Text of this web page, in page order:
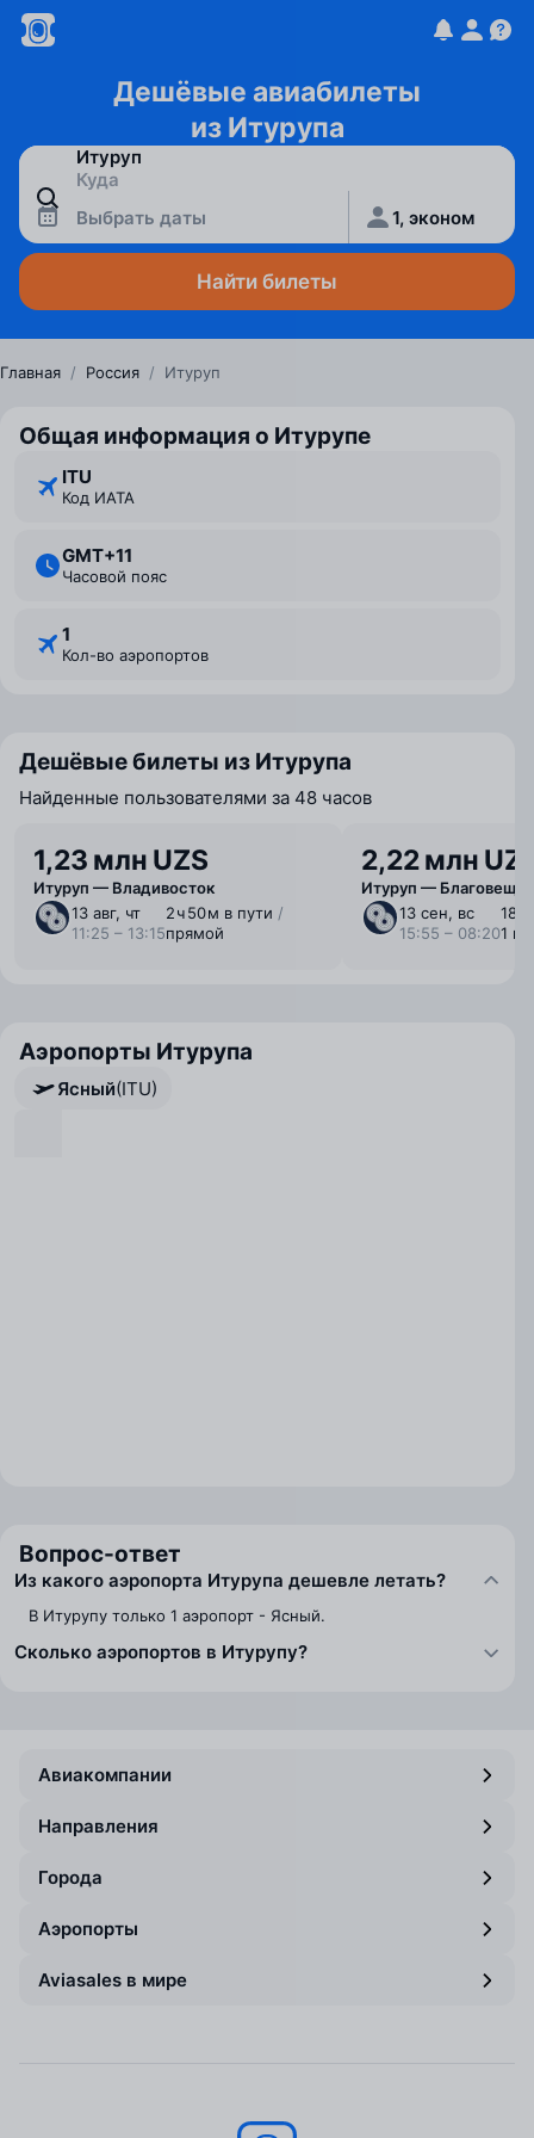
Дешёвые авиабилеты
из Итурупа
Выбрать даты 1, эконом
Найти билеты
Главная / Россия / Итуруп
Общая информация о Итурупе
ITU
Код ИАТА
GMT+11
Часовой пояс
1
Кол-во аэропортов
Дешёвые билеты из Итурупа
Найденные пользователями за 48 часов
1,23 млн UZS
Итуруп — Владивосток
13 авг, чт
11:25 – 13:15
2 ⁠ч 50 ⁠м в пути /
прямой
2,22 млн
Итуруп —
13 сен, вс
15:55 – 08:20
18
1
Аэропорты Итурупа
Ясный(ITU)
Вопрос-ответ
Из какого аэропорта Итурупа дешевле летать?
В Итурупу только 1 аэропорт - Ясный.
Сколько аэропортов в Итурупу?
Авиакомпании
Направления
Города
Аэропорты
Aviasales в мире